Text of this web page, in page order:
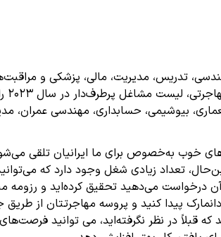
تدریس، مدیریت، مالی، پزشکی و
پرطرف‌دار در سال 2023 را دانمارک جویا شوید.
بیوشیمی، حسابداری، مهندسی عمران،
خوب به‌خصوص برای ما ایرانیان تلقی
تعداد زیادی شغل وجود دارد که
درخواست می‌دهید تحقیق کرده‌اید و رزومه
پیدا کنید و پروسه مهاجرتتان از طریق
قبلاً در نظر نگرفته‌اید، می توانید